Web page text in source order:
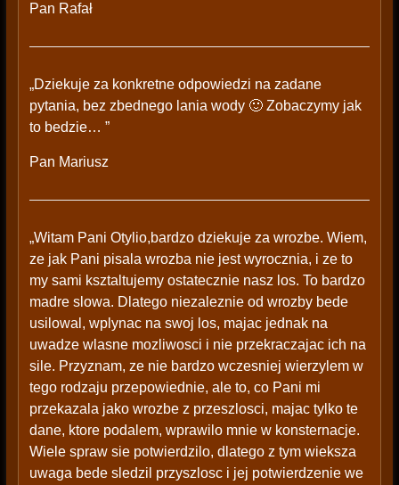
Pan Rafał
„Dziekuje za konkretne odpowiedzi na zadane
pytania, bez zbednego lania wody 🙂 Zobaczymy jak
to bedzie… ”
Pan Mariusz
„Witam Pani Otylio,bardzo dziekuje za wrozbe. Wiem,
ze jak Pani pisala wrozba nie jest wyrocznia, i ze to
my sami ksztaltujemy ostatecznie nasz los. To bardzo
madre slowa. Dlatego niezaleznie od wrozby bede
usilowal, wplynac na swoj los, majac jednak na
uwadze wlasne mozliwosci i nie przekraczajac ich na
sile. Przyznam, ze nie bardzo wczesniej wierzylem w
tego rodzaju przepowiednie, ale to, co Pani mi
przekazala jako wrozbe z przeszlosci, majac tylko te
dane, ktore podalem, wprawilo mnie w konsternacje.
Wiele spraw sie potwierdzilo, dlatego z tym wieksza
uwaga bede sledzil przyszlosc i jej potwierdzenie we